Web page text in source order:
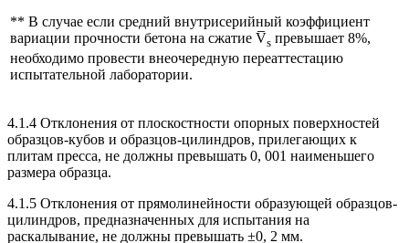
** В случае если средний внутрисерийный коэффициент
вариации прочности бетона на сжатие V̅s превышает 8%,
необходимо провести внеочередную переаттестацию
испытательной лаборатории.
4.1.4 Отклонения от плоскостности опорных поверхностей
образцов-кубов и образцов-цилиндров, прилегающих к
плитам пресса, не должны превышать 0, 001 наименьшего
размера образца.
4.1.5 Отклонения от прямолинейности образующей образцов-
цилиндров, предназначенных для испытания на
раскалывание, не должны превышать ±0, 2 мм.